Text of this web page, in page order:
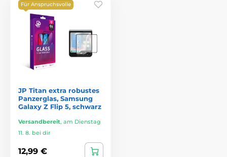
Für Anspruchsvolle
JP Titan extra robustes
Panzerglas, Samsung
Galaxy Z Flip 5, schwarz
Versandbereit, am Dienstag
11. 8. bei dir
12,99 €